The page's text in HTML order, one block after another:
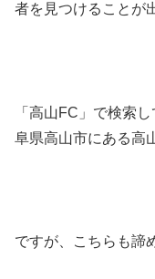
者を見つけることが
「高山FC」で検索
阜県高山市にある高
ですが、こちらも諦